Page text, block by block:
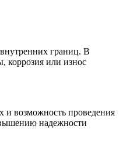
границ. В
коррозия или износ
и возможность проведения
надежности